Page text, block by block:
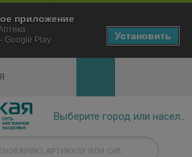
приложение
Google Play
Установить